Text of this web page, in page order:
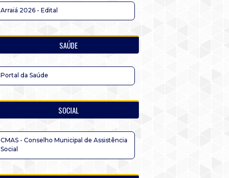
Arraiá 2026 - Edital
SAÚDE
Portal da Saúde
SOCIAL
CMAS - Conselho Municipal de Assistência
Social